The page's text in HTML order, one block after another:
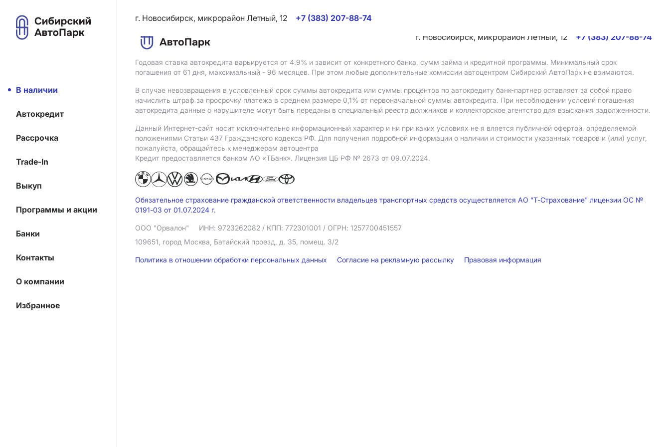
В наличии
Автокредит
Рассрочка
Trade-In
Выкуп
Программы и акции
Банки
Контакты
О компании
Избранное
г. Новосибирск, микрорайон Летный, 12
+7 (383) 207-88-74
г. Новосибирск, микрорайон Летный, 12
+7 (383) 207-88-74
Годовая ставка автокредита варьируется от 4.9% и зависит от конкретного банка, сумм займа и кредитной программы. Минимальный срок
погашения от 61 дня, максимальный - 96 месяцев. При этом любые дополнительные комиссии автоцентром Сибирский АвтоПарк не взимаются.
В случае невозвращения в условленный срок суммы автокредита или суммы процентов по автокредиту банк-партнер оставляет за собой право
начислить штраф за просрочку платежа в среднем размере 0,1% от первоначальной суммы автокредита. При несоблюдении условий погашения
автокредита данные о нарушителе могут быть переданы в специальный реестр должников и коллекторское агентство для взыскания задолженности.
Данный Интернет-сайт носит исключительно информационный характер и ни при каких условиях не я вляется публичной офертой, определяемой
положениями Статьи 437 Гражданского кодекса РФ. Для получения подробной информации о наличии и стоимости указанных товаров и (или) услуг,
пожалуйста, обращайтесь к менеджерам автоцентра
Кредит предоставляется банком АO «ТБанк». Лицензия ЦБ РФ № 2673 от 09.07.2024.
Обязательное страхование гражданской ответственности владельцев транспортных средств осуществляется АО "Т-Страхование" лицензии ОС №
0191-03 от 01.07.2024 г.
ООО "Орвалон" ИНН: 9723262082 / КПП: 772301001 / ОГРН: 1257700451557
109651, город Москва, Батайский проезд, д. 35, помещ. 3/2
Политика в отношении обработки персональных данных Согласие на рекламную рассылку Правовая информация